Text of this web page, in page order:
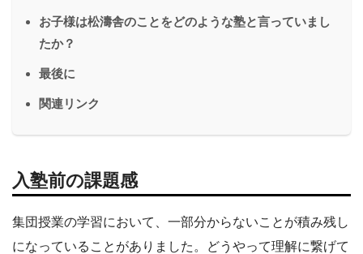
お子様は松濤舎のことをどのような塾と言っていまし
たか？
最後に
関連リンク
入塾前の課題感
集団授業の学習において、一部分からないことが積み残し
になっていることがありました。どうやって理解に繋げて